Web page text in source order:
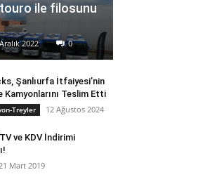
ile filosunu
2022 0
Şanlıurfa İtfaiyesi’nin
Kamyonlarını Teslim Etti
Treyler 12 Ağustos 2024
ve KDV İndirimi
Mart 2019